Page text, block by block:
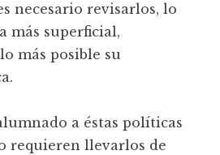
necesario revisarlos, lo
más superficial,
más posible su
a éstas políticas
requieren llevarlos de